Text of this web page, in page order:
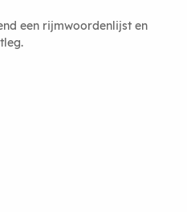
een rijmwoordenlijst en